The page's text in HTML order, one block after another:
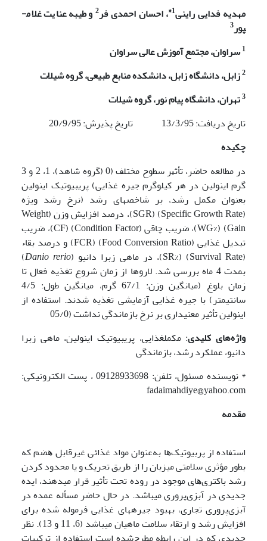
مهدیه فدایی راینی1* ، احسان احمدی فر2
و طیبه عنایت غلام­
پور3
1سراوان، مجتمع آموزش عالی سراوان
2زابل، دانشگاه زابل، دانشکده منابع طبیعی، گروه شیلات
3تهران، دانشگاه پیام نور، گروه شیلات
تاریخ دریافت: 13/3/95 تاریخ پذیرش: 20/9/95
چکیده
در ﻣﻄﺎﻟﻌﻪ ﺣﺎﺿﺮ، ﺗﺄﺛﻴﺮ ﺳﻄوح مختلف (0 (گروه شاهد)، 1، 2 و 3
گرم اینولین در هر کیلوگرم جیره غذایی) پری­بیوتیک اینولین
بعنوان مکمل رشد، بر شاخص­های رشد (نرخ رشد ویژه
(Specific Growth Rate) (SGR)، درصد افزایش وزن (Weight
Gain) (%WG)، ضریب چاقی (Condition Factor) (CF)، ضریب
تبدیل غذایی (Food Conversion Ratio) (FCR) و درصد بقاء
(Survival Rate) (%SR)، در ماهی زبرا دانیو (
Danio rerio
)
بمدت 4 ماه بررسی شد. لاروها از زمان شروع تغذیه فعال تا
زمان بلوغ (میانگین وزن: 67/1 گرم، میانگین طول: 4/5
سانتیمتر) با جیره غذایی آزمایشی تغذیه شدند. استفاده از
اینولین تأثیر معنی­داری بر نرخ بازماندگی نداشت (05/0
واژه‌های کلیدی: مکمل­غذایی، پری­بیوتیک اینولین، ماهی زبرا
دانیو، عملکرد رشد، بازماندگی
* نویسنده مسئول، تلفن: 09128933698 ، پست الکترونیکی:
fadaimahdiye@yahoo.com
مقدمه
اﺳﺘﻔﺎده از ﭘﺮﺑﯿﻮﺗﯿﮏﻫﺎ به‌عنوان مواد ﻏﺬاﺋﯽ غیرقابل ﻫﻀﻢ ﮐﻪ
بطور ﻣﺆﺛﺮی ﺳﻼﻣﺘﯽ ﻣﯿﺰﺑﺎن را از ﻃﺮﯾﻖ ﺗﺤﺮﯾﮏ و ﯾﺎ ﻣﺤﺪود ﮐﺮدن
رﺷﺪ ﺑﺎﮐﺘﺮیﻫﺎی ﻣﻮﺟﻮد در روده تحت تأثیر قرار می­دهند، ایده
جدیدی در آبزی‌پروری می­باشد. در حال حاضر مسأله عمده در
آبزی‌پروری تجاری، بهبود جیره­های غذایی فرموله شده برای
افزایش رشد و ارتقاء سلامت ماهیان می­باشد (6، 11 و 13). نظر